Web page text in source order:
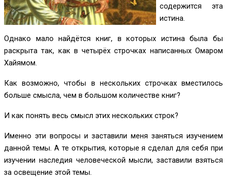
содержится эта
истина.
Однако мало найдётся книг, в которых истина была бы
раскрыта так, как в четырёх строчках написанных Омаром
Хайямом.
Как возможно, чтобы в нескольких строчках вместилось
больше смысла, чем в большом количестве книг?
И как понять весь смысл этих нескольких строк?
Именно эти вопросы и заставили меня заняться изучением
данной темы. А те открытия, которые я сделал для себя при
изучении наследия человеческой мысли, заставили взяться
за освещение этой темы.